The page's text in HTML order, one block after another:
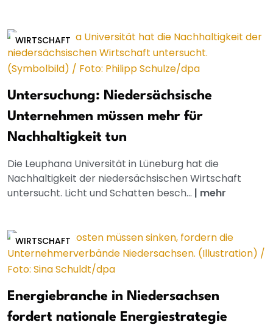
WIRTSCHAFT
Untersuchung: Niedersächsische
Unternehmen müssen mehr für
Nachhaltigkeit tun
Die Leuphana Universität in Lüneburg hat die
Nachhaltigkeit der niedersächsischen Wirtschaft
untersucht. Licht und Schatten besch... | mehr
WIRTSCHAFT
Energiebranche in Niedersachsen
fordert nationale Energiestrategie